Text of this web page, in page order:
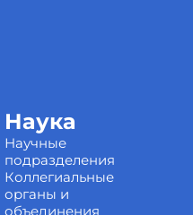
Наука
Научные
подразделения
Коллегиальные
органы и
объединения